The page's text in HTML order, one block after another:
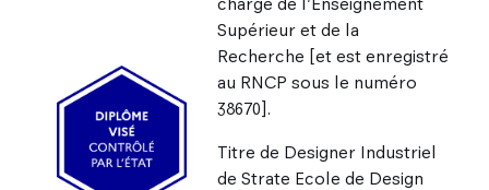
Supérieur et de la
Recherche [et est enregistré
au RNCP sous le numéro
38670].
Titre de Designer Industriel
de Strate Ecole de Design